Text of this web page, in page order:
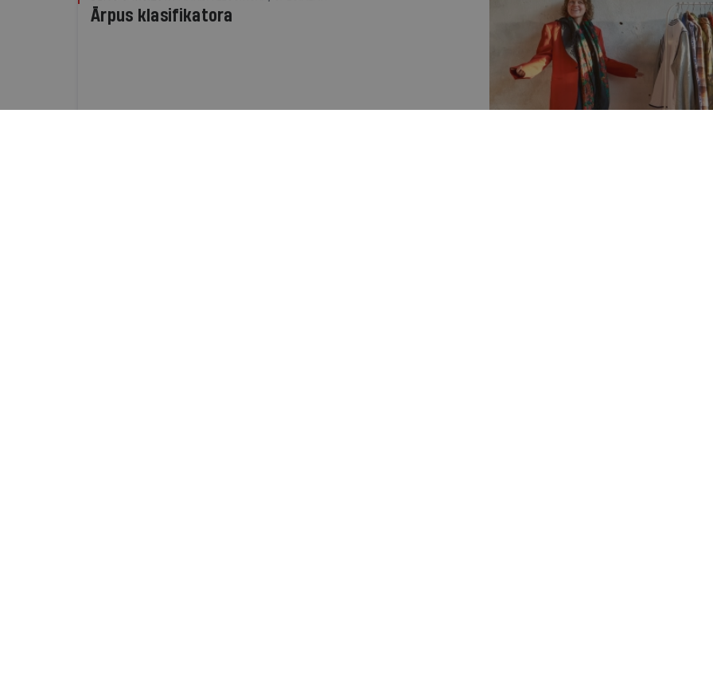
Ārpus klasifikatora